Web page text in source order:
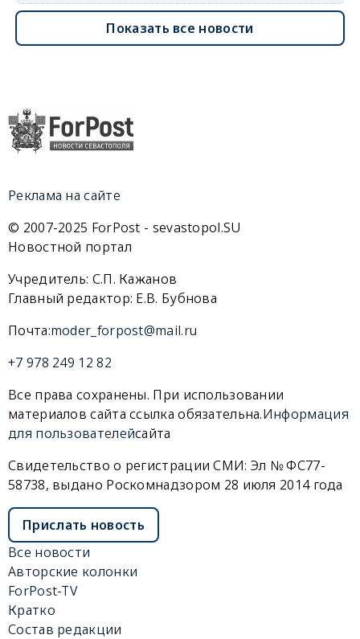
Показать все новости
Реклама на сайте
© 2007-2025 ForPost - sevastopol.SU
Новостной портал
Учредитель: С.П. Кажанов
Главный редактор: Е.В. Бубнова
Почта:moder_forpost@mail.ru
+7 978 249 12 82
Все права сохранены. При использовании
материалов сайта ссылка обязательна.Информация
для пользователейсайта
Свидетельство о регистрации СМИ: Эл № ФС77-
58738, выдано Роскомнадзором 28 июля 2014 года
Прислать новость
Все новости
Авторские колонки
ForPost-TV
Кратко
Состав редакции